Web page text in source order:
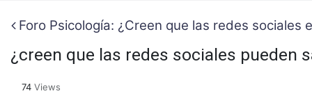
Foro Psicología: ¿Creen que las redes
¿creen que las redes sociales pueden
74 Views